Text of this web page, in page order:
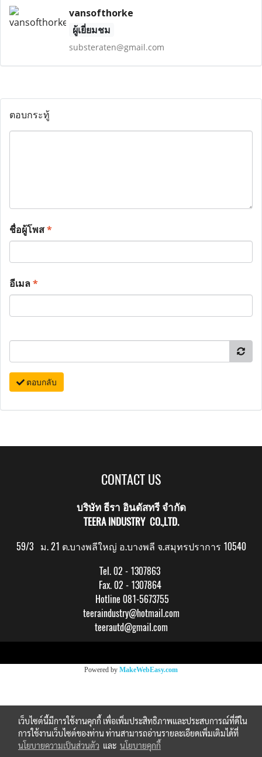
vansofthorke
ผู้เยี่ยมชม
substeraten@gmail.com
ตอบกระทู้
ชื่อผู้โพส*
อีเมล*
ตอบกลับ
CONTACT US
บริษัท ธีรา อินดัสทรี จำกัด
TEERA INDUSTRY CO.,LTD.
59/3 ม. 21 ต.บางพลีใหญ่ อ.บางพลี จ.สมุทรปราการ 10540
Tel. 02 - 1307863
Fax. 02 - 1307864
Hotline 081-5673755
teeraindustry@hotmail.com
teerautd@gmail.com
Powered by MakeWebEasy.com
เว็บไซต์นี้มีการใช้งานคุกกี้ เพื่อเพิ่มประสิทธิภาพและประสบการณ์ที่ดีใน
การใช้งานเว็บไซต์ของท่าน ท่านสามารถอ่านรายละเอียดเพิ่มเติมได้ที่
นโยบายความเป็นส่วนตัว และ นโยบายคุกกี้